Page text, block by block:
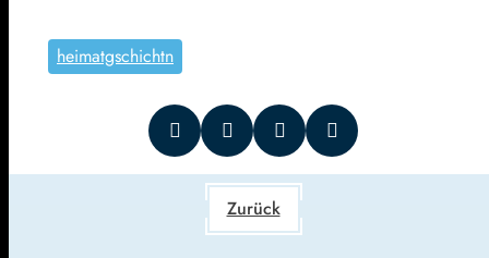
heimatgschichtn
Zurück